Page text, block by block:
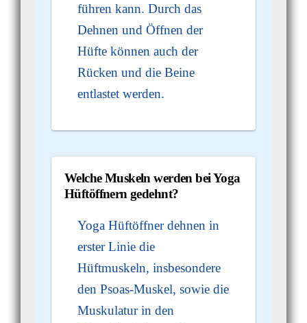
führen kann. Durch das
Dehnen und Öffnen der
Hüfte können auch der
Rücken und die Beine
entlastet werden.
Welche Muskeln werden bei Yoga
Hüftöffnern gedehnt?
Yoga Hüftöffner dehnen in
erster Linie die
Hüftmuskeln, insbesondere
den Psoas-Muskel, sowie die
Muskulatur in den